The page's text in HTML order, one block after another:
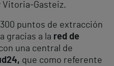
Vitoria-Gasteiz.
puntos de extracción
gracias a la red de
una central de
que como referente